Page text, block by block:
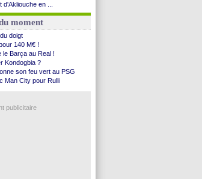
d'Akliouche en ...
au Celta (officiel)
pour l'après-Rodri ?
pour Lukaku !
insiste pour Godts
pour Godts
signe à Schalke (off.)
prêté à Nantes (off.)
garder Balogun
appuyé à Infantino
moment
doigt
140 M€ !
le Barça au Real !
Kondogbia ?
son feu vert au PSG
Man City pour Rulli
publicitaire